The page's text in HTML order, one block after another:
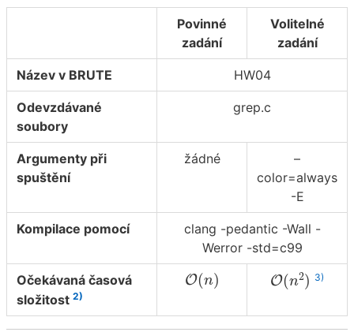
Povinné
zadání
Volitelné
zadání
Název v BRUTE HW04
Odevzdávané
soubory
grep.c
Argumenty při
spuštění
žádné
–
color=always
-E
Kompilace pomocí
clang -pedantic -Wall -
Werror -std=c99
Očekávaná časová
složitost 2)
O(n)
O(n) O(n2)
O(n 2) 3)